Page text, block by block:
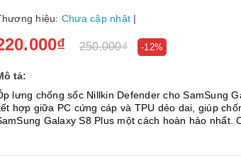
Watch Phụ Kiện khác Pin Điện Thoại
hiệu: Chưa cập nhật |
250.000₫ -12%
tả:
lưng chống sốc Nillkin Defender cho SamSung
hợp giữa PC cứng cáp và TPU dẻo dai, giúp
Galaxy S8 Plus một cách hoàn hảo nhất.